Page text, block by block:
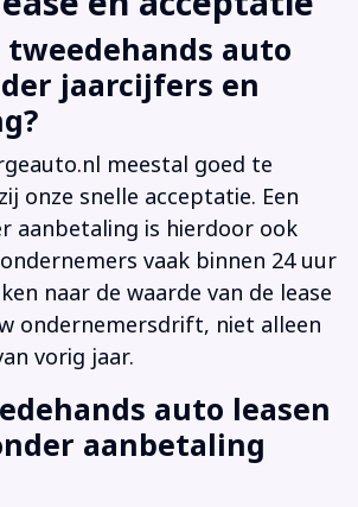
tweedehands auto
jaarcijfers en
meestal goed te
onze snelle acceptatie. Een
aanbetaling is hierdoor ook
vaak binnen 24 uur
naar de waarde van de lease
ondernemersdrift, niet alleen
vorig jaar.
auto leasen
aanbetaling